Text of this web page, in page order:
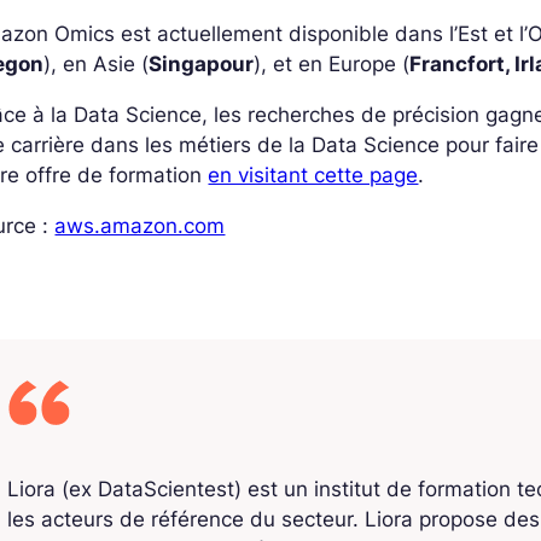
Omics est actuellement disponible dans l’Est et
), en Asie (Singapour), et en Europe (Francfort,
à la Data Science, les recherches de précision
carrière dans les métiers de la Data Science pour
offre de formationen visitant cette page.
: aws.amazon.com
Liora (ex DataScientest) est un institut de formation
les acteurs de référence du secteur. Liora propose